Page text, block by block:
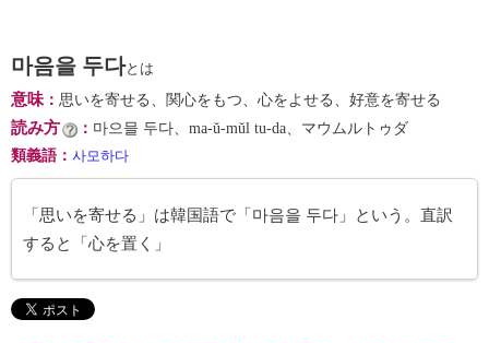
마음을 두다とは
意味： 思いを寄せる、関心をもつ、心をよせる、好意を寄せる
読み方 ： 마으믈 두다、ma-ŭ-mŭl tu-da、マウムルトゥダ
類義語 ： 사모하다
「思いを寄せる」は韓国語で「마음을 두다」という。直訳
すると「心を置く」